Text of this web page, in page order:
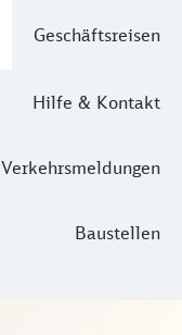
Geschäftsreisen
Hilfe & Kontakt
Verkehrsmeldungen
Baustellen